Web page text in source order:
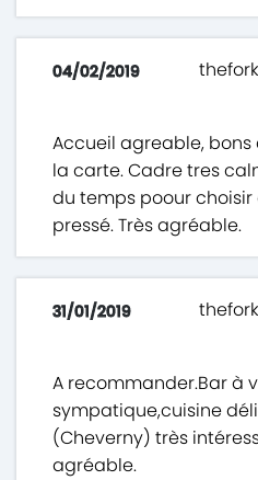
04/02/2019 thefork
Accueil agreable, bons
la carte. Cadre tres
du temps poour
pressé. Très agréable.
31/01/2019 thefork
A recommander.Bar à
sympatique,cuisine
(Cheverny) très
agréable.